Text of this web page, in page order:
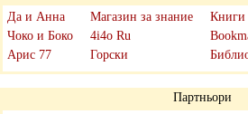
Да и Анна
Чоко и Боко
Арис 77
Магазин за знание
4i4o Ru
Горски
Книги
Партньори